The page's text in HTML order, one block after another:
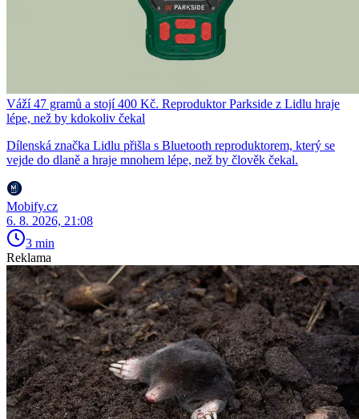
Váží 47 gramů a stojí 400 Kč. Reproduktor Parkside z Lidlu hraje
lépe, než by kdokoliv čekal
Dílenská značka Lidlu přišla s Bluetooth reproduktorem, který se
vejde do dlaně a hraje mnohem lépe, než by člověk čekal.
Mobify.cz
6. 8. 2026, 21:08
3 min
Reklama